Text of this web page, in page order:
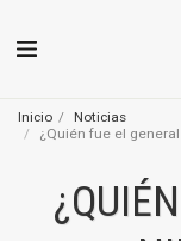
Inicio
Noticias
¿Quién fue el